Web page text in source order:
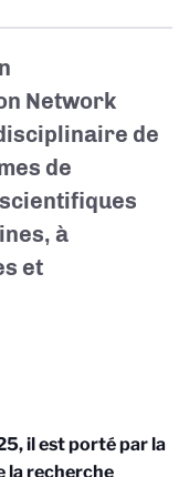
Network
de
de
à
et
il est porté par la
la recherche